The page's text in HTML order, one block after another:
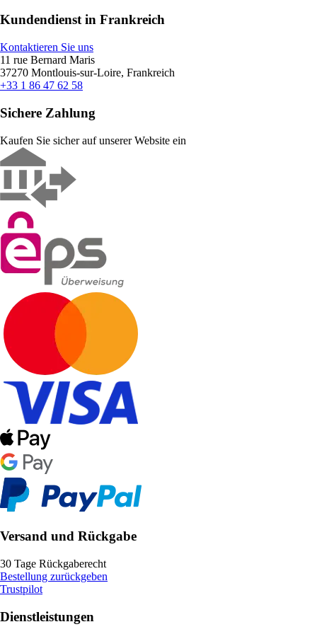
Kundendienst in Frankreich
Kontaktieren Sie uns
11 rue Bernard Maris
37270 Montlouis-sur-Loire, Frankreich
+33 1 86 47 62 58
Sichere Zahlung
Kaufen Sie sicher auf unserer Website ein
Versand und Rückgabe
30 Tage Rückgaberecht
Bestellung zurückgeben
Trustpilot
Dienstleistungen